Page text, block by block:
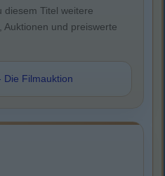
diesem Titel weitere
Auktionen und preiswerte